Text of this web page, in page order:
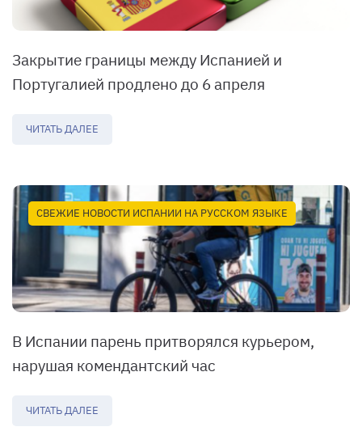
Закрытие границы между Испанией и
Португалией продлено до 6 апреля
ЧИТАТЬ ДАЛЕЕ
СВЕЖИЕ НОВОСТИ ИСПАНИИ НА РУССКОМ ЯЗЫКЕ
В Испании парень притворялся курьером,
нарушая комендантский час
ЧИТАТЬ ДАЛЕЕ